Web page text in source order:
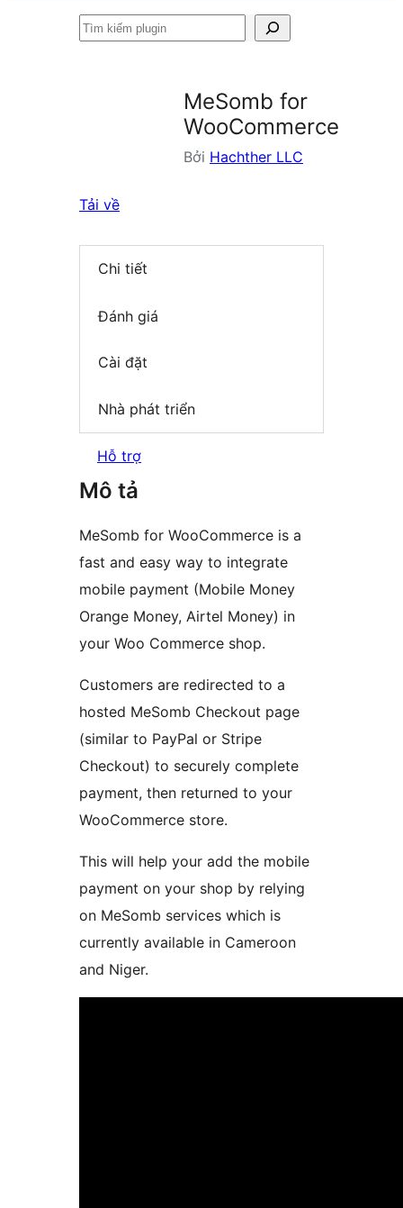
Tìm
MeSomb for
WooCommerce
Bởi Hachther LLC
Tải về
Chi tiết
Đánh giá
Cài đặt
Nhà phát triển
Hỗ trợ
Mô tả
MeSomb for WooCommerce is a
fast and easy way to integrate
mobile payment (Mobile Money
Orange Money, Airtel Money) in
your Woo Commerce shop.
Customers are redirected to a
hosted MeSomb Checkout page
(similar to PayPal or Stripe
Checkout) to securely complete
payment, then returned to your
WooCommerce store.
This will help your add the mobile
payment on your shop by relying
on MeSomb services which is
currently available in Cameroon
and Niger.